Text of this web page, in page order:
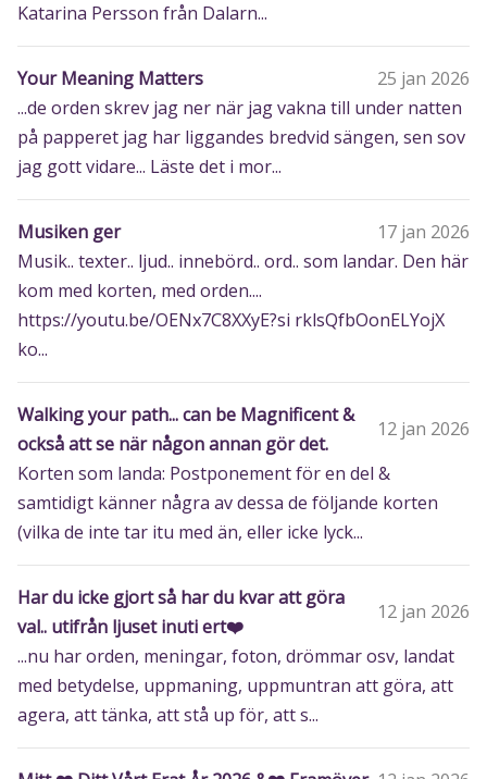
Katarina Persson från Dalarn...
Your Meaning Matters
25 jan 2026
...de orden skrev jag ner när jag vakna till under natten
på papperet jag har liggandes bredvid sängen, sen sov
jag gott vidare... Läste det i mor...
Musiken ger
17 jan 2026
Musik.. texter.. ljud.. innebörd.. ord.. som landar. Den här
kom med korten, med orden....
https://youtu.be/OENx7C8XXyE?si rklsQfbOonELYojX
ko...
Walking your path... can be Magnificent &
också att se när någon annan gör det.
12 jan 2026
Korten som landa: Postponement för en del &
samtidigt känner några av dessa de följande korten
(vilka de inte tar itu med än, eller icke lyck...
Har du icke gjort så har du kvar att göra
val.. utifrån ljuset inuti ert❤️
12 jan 2026
...nu har orden, meningar, foton, drömmar osv, landat
med betydelse, uppmaning, uppmuntran att göra, att
agera, att tänka, att stå up för, att s...